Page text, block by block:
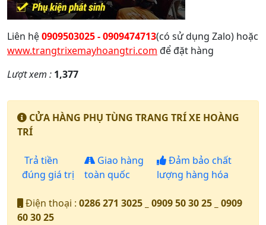
Liên hệ0909503025 - 0909474713(có sử dụng Zalo) hoặc
www.trangtrixemayhoangtri.com để đặt hàng
Lượt xem : 1,377
CỬA HÀNG PHỤ TÙNG TRANG TRÍ XE HOÀNG
TRÍ
Trả tiền
đúng giá trị
Giao hàng
toàn quốc
Đảm bảo chất
lượng hàng hóa
Điện thoại : 0286 271 3025 _ 0909 50 30 25 _ 0909
60 30 25